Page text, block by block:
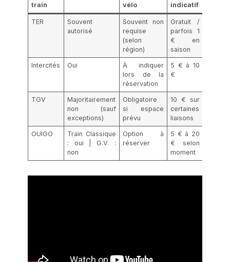
train vélo indicatif
TER
Souvent
autorisé
Souvent non
requise
(selon
région)
Gratuit /
parfois 1
€ en
saison
Intercités Oui
À indiquer
lors de la
réservation
5 € à 10
€
TGV
Majoritairement
non (sauf
exceptions)
Obligatoire
si espace
prévu
10 € sur
certaines
liaisons
OUIGO
Train Classique
: oui | G.V. :
non
Option à
réserver
5 € à 20
€ selon
moment